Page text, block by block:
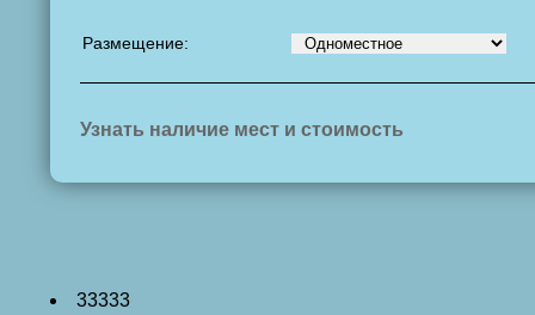
Размещение:
Узнать наличие мест и стоимость
33333